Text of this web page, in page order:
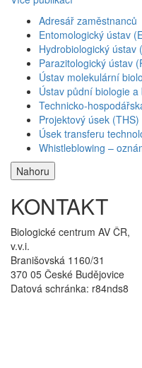
Adresář zaměstnanců
Entomologický ústav
Hydrobiologický ústav
Parazitologický ústav
Ústav molekulární
Ústav půdní biologie
Technicko-
Projektový úsek (THS)
Úsek transferu
Whistleblowing –
Nahoru
KONTAKT
Biologické centrum AV ČR,
v.v.i.
Branišovská 1160/31
370 05 České Budějovice
Datová schránka: r84nds8